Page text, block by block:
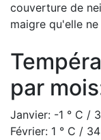
couverture de
maigre qu'elle
par
Janvier: -1 ° C /
Février: 1 ° C /